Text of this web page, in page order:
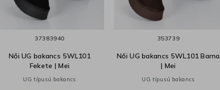
37383940
Női UG bakancs 5WL101
Fekete | Mei
UG típusú bakancs
353739
Női UG bakancs 5WL101 Barna
| Mei
UG típusú bakancs